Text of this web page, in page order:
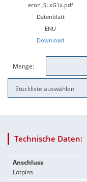
econ_SLxG1x.pdf
Datenblatt
ENU
Download
Menge:
Technische Daten:
Anschluss
Lötpins